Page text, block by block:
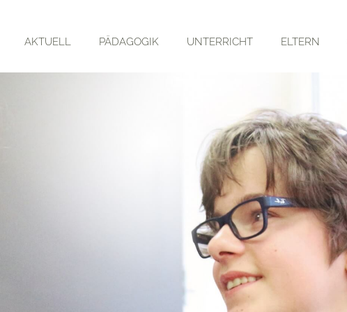
AKTUELL PÄDAGOGIK UNTERRICHT ELTERN